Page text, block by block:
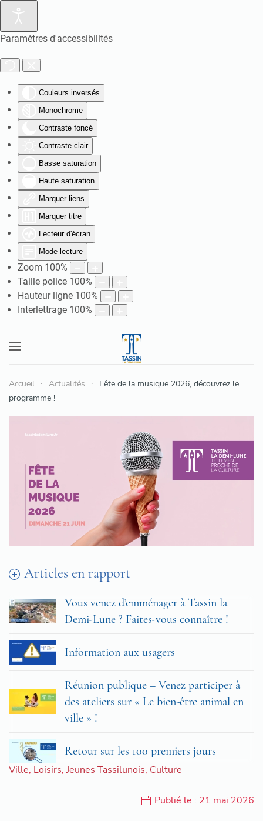
Paramètres d'accessibilités
Couleurs inversés
Monochrome
Contraste foncé
Contraste clair
Basse saturation
Haute saturation
Marquer liens
Marquer titre
Lecteur d'écran
Mode lecture
Zoom 100%
Taille police 100%
Hauteur ligne 100%
Interlettrage 100%
Accueil Actualités
Fête de la musique 2026, découvrez le
programme !
Articles en rapport
Vous venez d’emménager à Tassin la
Demi-Lune ? Faites-vous connaître !
Information aux usagers
Réunion publique – Venez participer à
des ateliers sur « Le bien-être animal en
ville » !
Retour sur les 100 premiers jours
Ville, Loisirs, Jeunes Tassilunois, Culture
Publié le : 21 mai 2026